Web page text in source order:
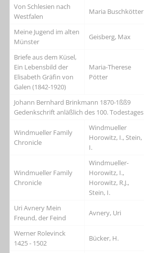
Von Schlesien nach
Westfalen
Maria Buschkötter
Meine Jugend im alten
Münster
Geisberg, Max
Briefe aus dem Küsel,
Ein Lebensbild der
Elisabeth Gräfin von
Galen (1842-1920)
Maria-Therese
Pötter
Johann Bernhard Brinkmann 1870-1ßß9
Gedenkschrift anläßlich des 100. Todestages
Windmueller Family
Chronicle
Windmueller
Horowitz, I., Stein,
I.
Windmueller Family
Chronicle
Windmueller-
Horowitz, I.,
Horowitz, R.J.,
Stein, I.
Uri Avnery Mein
Freund, der Feind
Avnery, Uri
Werner Rolevinck
1425 - 1502
Bücker, H.